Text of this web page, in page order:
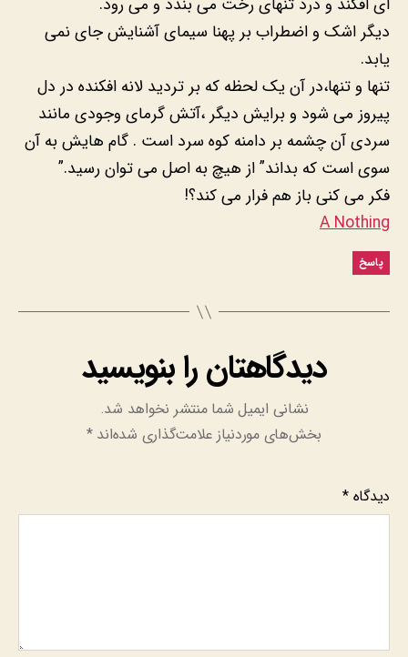
ای افکند و درد تنهای رخت می بندد و می رود.
دیگر اشک و اضطراب بر پهنا سیمای آشنایش جای نمی
یابد.
تنها و تنها،در آن یک لحظه که بر تردید لانه افکنده در دل
پیروز می شود و برایش دیگر ،آتش گرمای وجودی مانند
سردی آن چشمه بر دامنه کوه سرد است . گام هایش به آن
سوی است که بداند” از هیچ به اصل می توان رسید.”
فکر می کنی باز هم فرار می کند؟!
A Nothing
پاسخ
دیدگاهتان را بنویسید
نشانی ایمیل شما منتشر نخواهد شد.
بخش‌های موردنیاز علامت‌گذاری شده‌اند*
دیدگاه*